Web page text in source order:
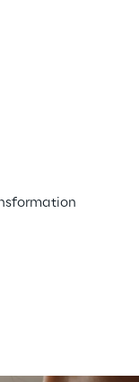
per
introdotto per
alle